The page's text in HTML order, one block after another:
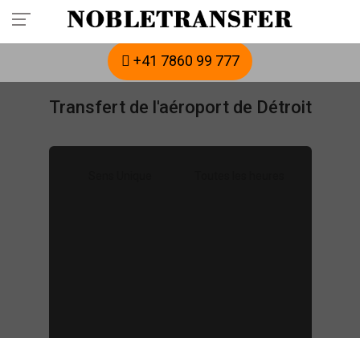
Réservez votre transfert privé à l'avance :
appelez-nous
+41 7860 99 777
Transfert de l'aéroport de Détroit